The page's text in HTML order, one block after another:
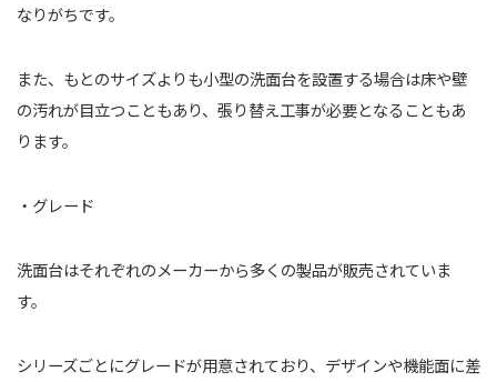
なりがちです。
また、もとのサイズよりも小型の洗面台を設置する場合は床や壁
の汚れが目立つこともあり、張り替え工事が必要となることもあ
ります。
・グレード
洗面台はそれぞれのメーカーから多くの製品が販売されていま
す。
シリーズごとにグレードが用意されており、デザインや機能面に差